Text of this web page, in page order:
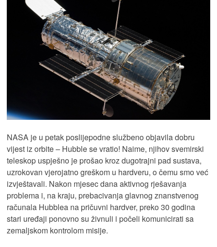
NASA je u petak poslijepodne službeno objavila dobru
vijest iz orbite – Hubble se vratio! Naime, njihov svemirski
teleskop uspješno je prošao kroz dugotrajni pad sustava,
uzrokovan vjerojatno greškom u hardveru, o čemu smo već
izvještavali. Nakon mjesec dana aktivnog rješavanja
problema i, na kraju, prebacivanja glavnog znanstvenog
računala Hubblea na pričuvni hardver, preko 30 godina
stari uređaji ponovno su živnuli i počeli komunicirati sa
zemaljskom kontrolom misije.